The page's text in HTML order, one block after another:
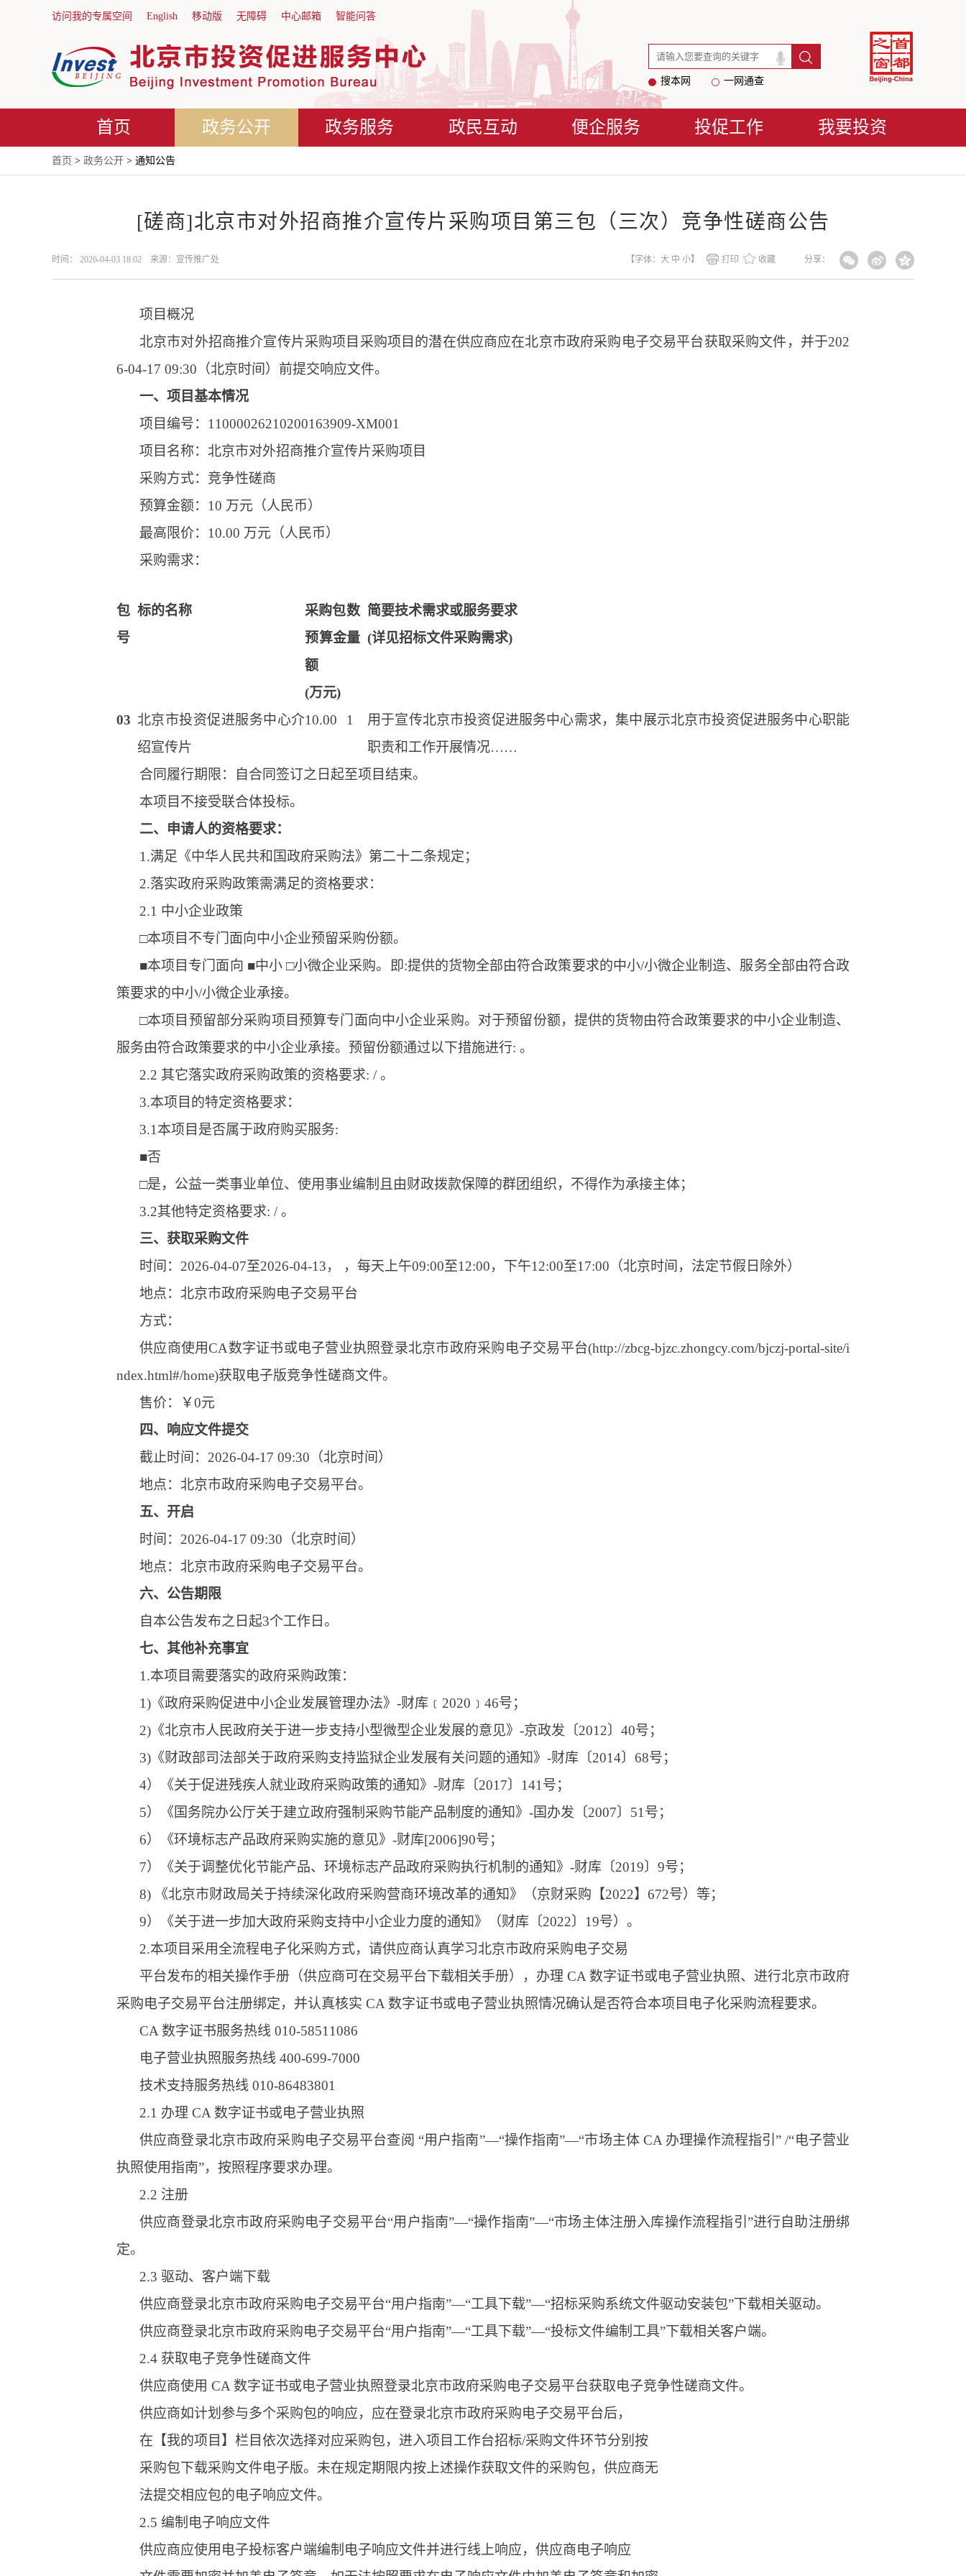
访问我的专属空间 English 移动版 无障碍 中心邮箱 智能问答
搜本网 一网通查
首页 政务公开 政务服务 政民互动 便企服务 投促工作 我要投资
首页 > 政务公开 > 通知公告
[磋商]北京市对外招商推介宣传片采购项目第三包（三次）竞争性磋商公告
时间： 2026-04-03 18:02 来源：宣传推广处 分享：
【字体： 大 中 小】 打印 收藏
项目概况
北京市对外招商推介宣传片采购项目采购项目的潜在供应商应在北京市政府采购电子交易平台获取采购文件，并于202
6-04-17 09:30（北京时间）前提交响应文件。
一、项目基本情况
项目编号：11000026210200163909-XM001
项目名称：北京市对外招商推介宣传片采购项目
采购方式：竞争性磋商
预算金额：10 万元（人民币）
最高限价：10.00 万元（人民币）
采购需求：
包
号
标的名称
采购包
预算金
额
(万元)
数
量
简要技术需求或服务要求
(详见招标文件采购需求)
03 北京市投资促进服务中心介
绍宣传片
10.00 1
用于宣传北京市投资促进服务中心需求，集中展示北京市投资促进服务中心职能
职责和工作开展情况……
合同履行期限：自合同签订之日起至项目结束。
本项目不接受联合体投标。
二、申请人的资格要求：
1.满足《中华人民共和国政府采购法》第二十二条规定；
2.落实政府采购政策需满足的资格要求：
2.1 中小企业政策
□本项目不专门面向中小企业预留采购份额。
■本项目专门面向 ■中小 □小微企业采购。即:提供的货物全部由符合政策要求的中小/小微企业制造、服务全部由符合政
策要求的中小/小微企业承接。
□本项目预留部分采购项目预算专门面向中小企业采购。对于预留份额，提供的货物由符合政策要求的中小企业制造、
服务由符合政策要求的中小企业承接。预留份额通过以下措施进行: 。
2.2 其它落实政府采购政策的资格要求: / 。
3.本项目的特定资格要求：
3.1本项目是否属于政府购买服务:
■否
□是，公益一类事业单位、使用事业编制且由财政拨款保障的群团组织，不得作为承接主体；
3.2其他特定资格要求: / 。
三、获取采购文件
时间：2026-04-07至2026-04-13， ，每天上午09:00至12:00，下午12:00至17:00（北京时间，法定节假日除外）
地点：北京市政府采购电子交易平台
方式：
供应商使用CA数字证书或电子营业执照登录北京市政府采购电子交易平台(http://zbcg-bjzc.zhongcy.com/bjczj-portal-site/i
ndex.html#/home)获取电子版竞争性磋商文件。
售价：￥0元
四、响应文件提交
截止时间：2026-04-17 09:30（北京时间）
地点：北京市政府采购电子交易平台。
五、开启
时间：2026-04-17 09:30（北京时间）
地点：北京市政府采购电子交易平台。
六、公告期限
自本公告发布之日起3个工作日。
七、其他补充事宜
1.本项目需要落实的政府采购政策：
1)《政府采购促进中小企业发展管理办法》-财库﹝2020﹞46号；
2)《北京市人民政府关于进一步支持小型微型企业发展的意见》-京政发〔2012〕40号；
3)《财政部司法部关于政府采购支持监狱企业发展有关问题的通知》-财库〔2014〕68号；
4）《关于促进残疾人就业政府采购政策的通知》-财库〔2017〕141号；
5）《国务院办公厅关于建立政府强制采购节能产品制度的通知》-国办发〔2007〕51号；
6）《环境标志产品政府采购实施的意见》-财库[2006]90号；
7）《关于调整优化节能产品、环境标志产品政府采购执行机制的通知》-财库〔2019〕9号；
8) 《北京市财政局关于持续深化政府采购营商环境改革的通知》（京财采购【2022】672号）等；
9）《关于进一步加大政府采购支持中小企业力度的通知》（财库〔2022〕19号）。
2.本项目采用全流程电子化采购方式，请供应商认真学习北京市政府采购电子交易
平台发布的相关操作手册（供应商可在交易平台下载相关手册），办理 CA 数字证书或电子营业执照、进行北京市政府
采购电子交易平台注册绑定，并认真核实 CA 数字证书或电子营业执照情况确认是否符合本项目电子化采购流程要求。
CA 数字证书服务热线 010-58511086
电子营业执照服务热线 400-699-7000
技术支持服务热线 010-86483801
2.1 办理 CA 数字证书或电子营业执照
供应商登录北京市政府采购电子交易平台查阅 “用户指南”—“操作指南”—“市场主体 CA 办理操作流程指引” /“电子营业
执照使用指南”，按照程序要求办理。
2.2 注册
供应商登录北京市政府采购电子交易平台“用户指南”—“操作指南”—“市场主体注册入库操作流程指引”进行自助注册绑
定。
2.3 驱动、客户端下载
供应商登录北京市政府采购电子交易平台“用户指南”—“工具下载”—“招标采购系统文件驱动安装包”下载相关驱动。
供应商登录北京市政府采购电子交易平台“用户指南”—“工具下载”—“投标文件编制工具”下载相关客户端。
2.4 获取电子竞争性磋商文件
供应商使用 CA 数字证书或电子营业执照登录北京市政府采购电子交易平台获取电子竞争性磋商文件。
供应商如计划参与多个采购包的响应，应在登录北京市政府采购电子交易平台后，
在【我的项目】栏目依次选择对应采购包，进入项目工作台招标/采购文件环节分别按
采购包下载采购文件电子版。未在规定期限内按上述操作获取文件的采购包，供应商无
法提交相应包的电子响应文件。
2.5 编制电子响应文件
供应商应使用电子投标客户端编制电子响应文件并进行线上响应，供应商电子响应